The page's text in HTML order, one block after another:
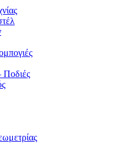
Ποδιές